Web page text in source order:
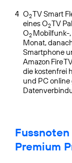
4 O2TV Smart
eines O2TV
O2 Mobilfunk-,
Monat,
Smartphone
Amazon Fire
die kostenfrei
und PC
Fussnoten
Premium